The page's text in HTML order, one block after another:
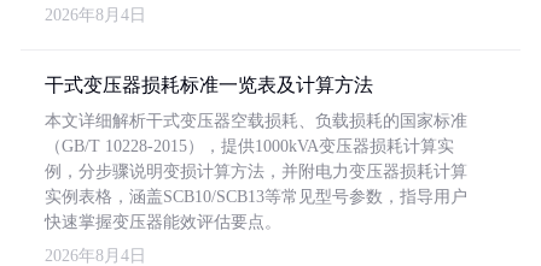
2026年8月4日
干式变压器损耗标准一览表及计算方法
本文详细解析干式变压器空载损耗、负载损耗的国家标准
（GB/T 10228-2015），提供1000kVA变压器损耗计算实
例，分步骤说明变损计算方法，并附电力变压器损耗计算
实例表格，涵盖SCB10/SCB13等常见型号参数，指导用户
快速掌握变压器能效评估要点。
2026年8月4日